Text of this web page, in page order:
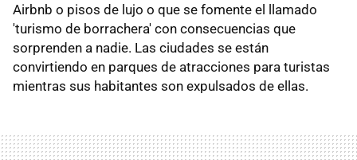
Airbnb o pisos de lujo o que se fomente el llamado
'turismo de borrachera' con consecuencias que
sorprenden a nadie. Las ciudades se están
convirtiendo en parques de atracciones para turistas
mientras sus habitantes son expulsados de ellas.